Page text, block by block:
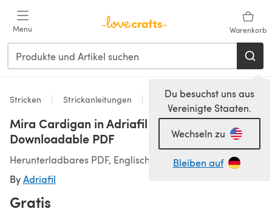
Menu Warenkorb
Du besuchst uns aus
Vereinigte Staaten.
Wechseln zu
Bleiben auf
Stricken Strickanleitungen Strickjacken
Mira Cardigan in Adriafil Monello Lux -
Downloadable PDF
Herunterladbares PDF, Englisch
ByAdriafil
Gratis